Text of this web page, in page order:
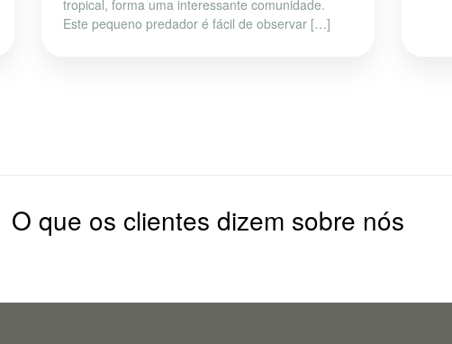
tropical, forma uma interessante comunidade.
Este pequeno predador é fácil de observar […]
O que os clientes dizem sobre nós